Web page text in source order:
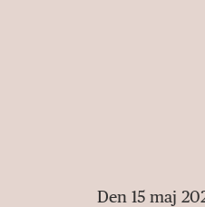
Den 15 maj